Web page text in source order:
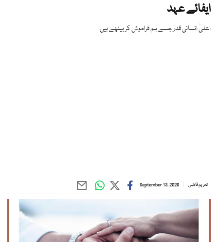
ایفائے عہد
اعلیٰ انسانی قدر جسے ہم فراموش کر بیٹھے ہیں
تحریم قاضی September 13, 2020